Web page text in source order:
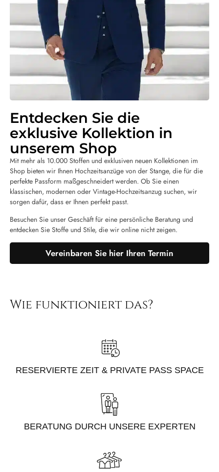
Entdecken Sie die
exklusive Kollektion in
unserem Shop
Mit mehr als 10.000 Stoffen und exklusiven neuen Kollektionen im
Shop bieten wir Ihnen Hochzeitsanzüge von der Stange, die für die
perfekte Passform maßgeschneidert werden. Ob Sie einen
klassischen, modernen oder Vintage-Hochzeitsanzug suchen, wir
sorgen dafür, dass er Ihnen perfekt passt.
Besuchen Sie unser Geschäft für eine persönliche Beratung und
entdecken Sie Stoffe und Stile, die wir online nicht zeigen.
Vereinbaren Sie hier Ihren Termin
Wie funktioniert das?
RESERVIERTE ZEIT & PRIVATE PASS SPACE
BERATUNG DURCH UNSERE EXPERTEN